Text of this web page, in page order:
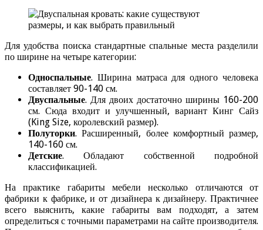
Для удобства поиска стандартные спальные места разделили
по ширине на четыре категории:
Односпальные. Ширина матраса для одного человека
составляет 90-140 см.
Двуспальные. Для двоих достаточно ширины 160-200
см. Сюда входит и улучшенный, вариант Кинг Сайз
(King Size, королевский размер).
Полуторки. Расширенный, более комфортный размер,
140-160 см.
Детские. Обладают собственной подробной
классификацией.
На практике габариты мебели несколько отличаются от
фабрики к фабрике, и от дизайнера к дизайнеру. Практичнее
всего выяснить, какие габариты вам подходят, а затем
определиться с точными параметрами на сайте производителя.